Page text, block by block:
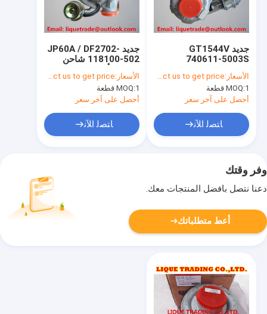
جديد JP60A / DF2702-
118100-502 شاحن
لمحرك YC4110ZQ /
YC4108ZLQ 120HP
الأسعار:Please contact us to get price.
MOQ:1 قطعة
أحصل على آخر سعر
ﺎﺘﺼﻟ ﺍﻶﻧ
جديد GT1544V
740611-5003S
740611 782403-
5001S 28201-2A400
شاحن توربيني لهيونداي
جيتز ماتريكس كيا سيراتو
الأسعار:Please contact us to get price.
MOQ:1 قطعة
أحصل على آخر سعر
ﺎﺘﺼﻟ ﺍﻶﻧ
وفر وقتك
دعنا نتصل بأفضل المنتجات معك.
أعط متطلباتك